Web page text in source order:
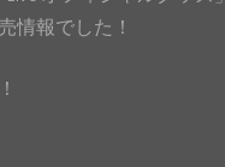
情報でした！